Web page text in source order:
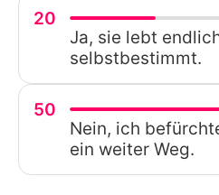
20
Ja, sie lebt
selbstbestimmt.
50
Nein, ich
ein weiter Weg.